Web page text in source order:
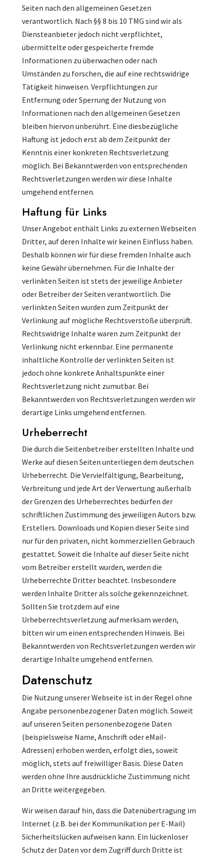
Seiten nach den allgemeinen Gesetzen
verantwortlich. Nach §§ 8 bis 10 TMG sind wir als
Diensteanbieter jedoch nicht verpflichtet,
übermittelte oder gespeicherte fremde
Informationen zu überwachen oder nach
Umständen zu forschen, die auf eine rechtswidrige
Tätigkeit hinweisen. Verpflichtungen zur
Entfernung oder Sperrung der Nutzung von
Informationen nach den allgemeinen Gesetzen
bleiben hiervon unberührt. Eine diesbezügliche
Haftung ist jedoch erst ab dem Zeitpunkt der
Kenntnis einer konkreten Rechtsverletzung
möglich. Bei Bekanntwerden von entsprechenden
Rechtsverletzungen werden wir diese Inhalte
umgehend entfernen.
Haftung für Links
Unser Angebot enthält Links zu externen Webseiten
Dritter, auf deren Inhalte wir keinen Einfluss haben.
Deshalb können wir für diese fremden Inhalte auch
keine Gewähr übernehmen. Für die Inhalte der
verlinkten Seiten ist stets der jeweilige Anbieter
oder Betreiber der Seiten verantwortlich. Die
verlinkten Seiten wurden zum Zeitpunkt der
Verlinkung auf mögliche Rechtsverstöße überprüft.
Rechtswidrige Inhalte waren zum Zeitpunkt der
Verlinkung nicht erkennbar. Eine permanente
inhaltliche Kontrolle der verlinkten Seiten ist
jedoch ohne konkrete Anhaltspunkte einer
Rechtsverletzung nicht zumutbar. Bei
Bekanntwerden von Rechtsverletzungen werden wir
derartige Links umgehend entfernen.
Urheberrecht
Die durch die Seitenbetreiber erstellten Inhalte und
Werke auf diesen Seiten unterliegen dem deutschen
Urheberrecht. Die Vervielfältigung, Bearbeitung,
Verbreitung und jede Art der Verwertung außerhalb
der Grenzen des Urheberrechtes bedürfen der
schriftlichen Zustimmung des jeweiligen Autors bzw.
Erstellers. Downloads und Kopien dieser Seite sind
nur für den privaten, nicht kommerziellen Gebrauch
gestattet. Soweit die Inhalte auf dieser Seite nicht
vom Betreiber erstellt wurden, werden die
Urheberrechte Dritter beachtet. Insbesondere
werden Inhalte Dritter als solche gekennzeichnet.
Sollten Sie trotzdem auf eine
Urheberrechtsverletzung aufmerksam werden,
bitten wir um einen entsprechenden Hinweis. Bei
Bekanntwerden von Rechtsverletzungen werden wir
derartige Inhalte umgehend entfernen.
Datenschutz
Die Nutzung unserer Webseite ist in der Regel ohne
Angabe personenbezogener Daten möglich. Soweit
auf unseren Seiten personenbezogene Daten
(beispielsweise Name, Anschrift oder eMail-
Adressen) erhoben werden, erfolgt dies, soweit
möglich, stets auf freiwilliger Basis. Diese Daten
werden ohne Ihre ausdrückliche Zustimmung nicht
an Dritte weitergegeben.
Wir weisen darauf hin, dass die Datenübertragung im
Internet (z.B. bei der Kommunikation per E-Mail)
Sicherheitslücken aufweisen kann. Ein lückenloser
Schutz der Daten vor dem Zugriff durch Dritte ist